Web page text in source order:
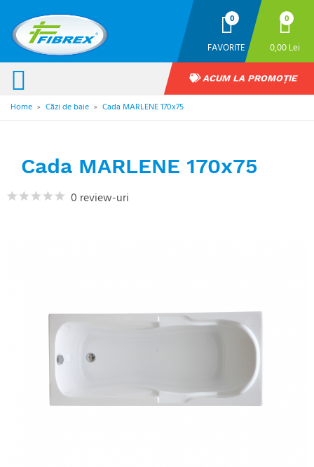
FAVORITE
0 0
0,00 Lei
ACUM LA PROMOȚIE
Home > Căzi de baie > Cada MARLENE 170x75
Cada MARLENE 170x75
0 review-uri